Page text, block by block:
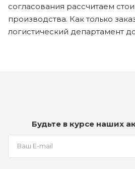
согласования рассчитаем
производства. Как только
логистический департамент
Будьте в курсе наших